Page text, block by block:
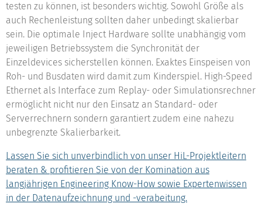
testen zu können, ist besonders wichtig. Sowohl Größe als
auch Rechenleistung sollten daher unbedingt skalierbar
sein. Die optimale Inject Hardware sollte unabhängig vom
jeweiligen Betriebssystem die Synchronität der
Einzeldevices sicherstellen können. Exaktes Einspeisen von
Roh- und Busdaten wird damit zum Kinderspiel. High-Speed
Ethernet als Interface zum Replay- oder Simulationsrechner
ermöglicht nicht nur den Einsatz an Standard- oder
Serverrechnern sondern garantiert zudem eine nahezu
unbegrenzte Skalierbarkeit.
Lassen Sie sich unverbindlich von unser HiL-Projektleitern
beraten & profitieren Sie von der Komination aus
langjährigen Engineering Know-How sowie Expertenwissen
in der Datenaufzeichnung und -verabeitung.